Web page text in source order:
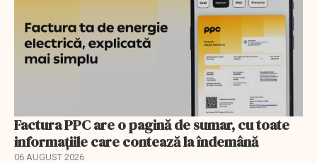
Factura PPC are o pagină de sumar, cu toate
informațiile care contează la îndemână
06 AUGUST 2026